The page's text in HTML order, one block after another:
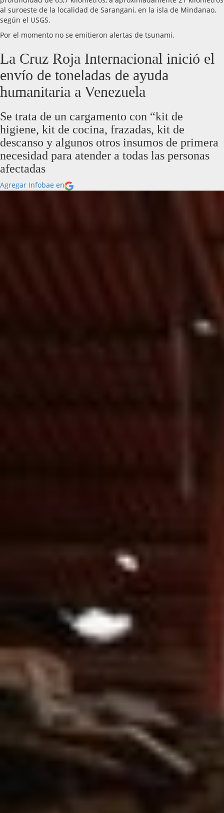
al suroeste de la localidad de Sarangani, en la isla de Mindanao,
según el USGS.
Por el momento no se emitieron alertas de tsunami.
La Cruz Roja Internacional inició el
envío de toneladas de ayuda
humanitaria a Venezuela
Se trata de un cargamento con “kit de
higiene, kit de cocina, frazadas, kit de
descanso y algunos otros insumos de primera
necesidad para atender a todas las personas
afectadas
Agregar Infobae en